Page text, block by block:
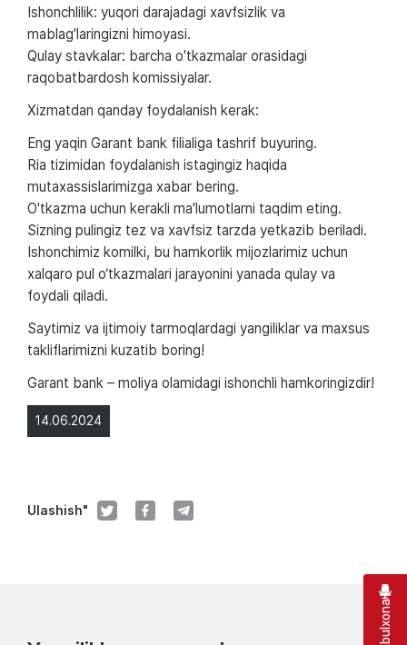
14.06.2024
Ulashish"
Ishonchlilik: yuqori darajadagi xavfsizlik va
mablag'laringizni himoyasi.
Qulay stavkalar: barcha o'tkazmalar orasidagi
raqobatbardosh komissiyalar.
Xizmatdan qanday foydalanish kerak:
Eng yaqin Garant bank filialiga tashrif buyuring.
Ria tizimidan foydalanish istagingiz haqida
mutaxassislarimizga xabar bering.
O'tkazma uchun kerakli ma'lumotlarni taqdim eting.
Sizning pulingiz tez va xavfsiz tarzda yetkazib beriladi.
Ishonchimiz komilki, bu hamkorlik mijozlarimiz uchun
xalqaro pul o‘tkazmalari jarayonini yanada qulay va
foydali qiladi.
Saytimiz va ijtimoiy tarmoqlardagi yangiliklar va maxsus
takliflarimizni kuzatib boring!
Garant bank – moliya olamidagi ishonchli hamkoringizdir!